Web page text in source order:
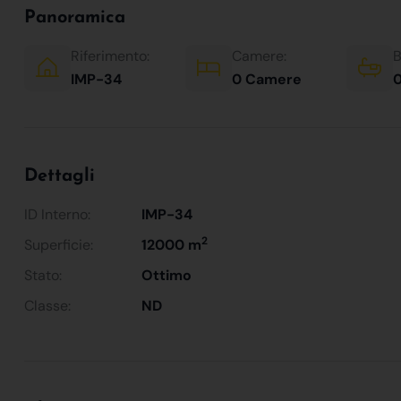
Panoramica
Riferimento:
IMP-34
Camere:
0 Camere
Dettagli
ID Interno:
IMP-34
Superficie:
12000 m2
Stato:
Ottimo
Classe:
ND